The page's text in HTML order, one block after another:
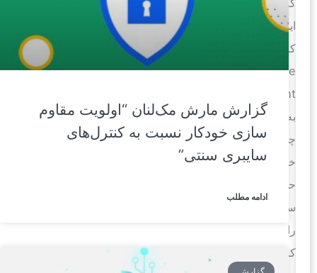
ایمن
کردن
choke
point
به‌طور
چشمگیری
خطر
حملات
سایبری
کاهش
گزارش مارش مک‌لنان “اولویت مقاوم
سازی خودکار نسبت به کنترل‌های
سایبری سنتی”
ادامه مطلب